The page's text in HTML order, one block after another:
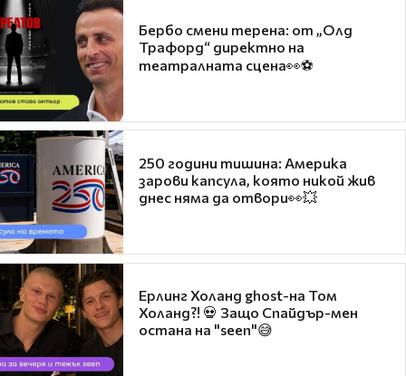
Бербо смени терена: от „Олд
Трафорд“ директно на
театралната сцена👀⚽
250 години тишина: Америка
зарови капсула, която никой жив
днес няма да отвори👀💥
Ерлинг Холанд ghost-на Том
Холанд?! 💀 Защо Спайдър-мен
остана на "seen"😅